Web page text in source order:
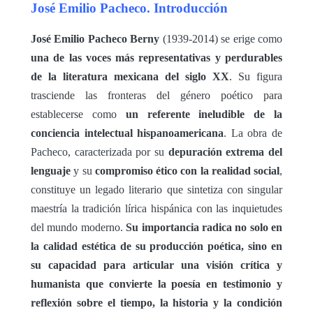
José Emilio Pacheco. Introducción
José Emilio Pacheco Berny (1939-2014) se erige como
una de las voces más representativas y perdurables
de la literatura mexicana del siglo XX. Su figura
trasciende las fronteras del género poético para
establecerse como un referente ineludible de la
conciencia intelectual hispanoamericana. La obra de
Pacheco, caracterizada por su depuración extrema del
lenguaje y su compromiso ético con la realidad social,
constituye un legado literario que sintetiza con singular
maestría la tradición lírica hispánica con las inquietudes
del mundo moderno.Su importancia radica no solo en
la calidad estética de su producción poética, sino en
su capacidad para articular una visión crítica y
humanista que convierte la poesía en testimonio y
reflexión sobre el tiempo, la historia y la condición